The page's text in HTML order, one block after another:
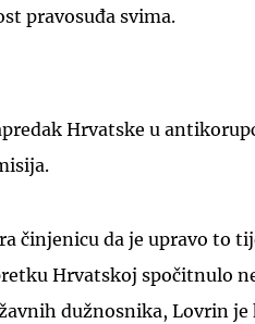
pravosuđa svima.
Hrvatske u
činjenicu da je upravo to
Hrvatskoj spočitnulo
dužnosnika, Lovrin